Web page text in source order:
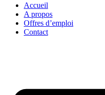
Accueil
A propos
Offres d’emploi
Contact